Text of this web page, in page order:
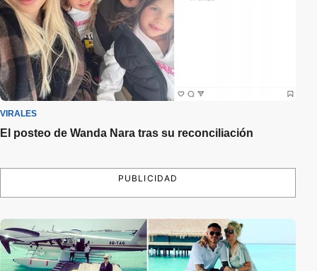
VIRALES
El posteo de Wanda Nara tras su reconciliación
PUBLICIDAD